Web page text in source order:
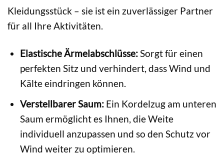
Kleidungsstück – sie ist ein zuverlässiger Partner
für all Ihre Aktivitäten.
Elastische Ärmelabschlüsse:Sorgt für einen
perfekten Sitz und verhindert, dass Wind und
Kälte eindringen können.
Verstellbarer Saum:Ein Kordelzug am unteren
Saum ermöglicht es Ihnen, die Weite
individuell anzupassen und so den Schutz vor
Wind weiter zu optimieren.